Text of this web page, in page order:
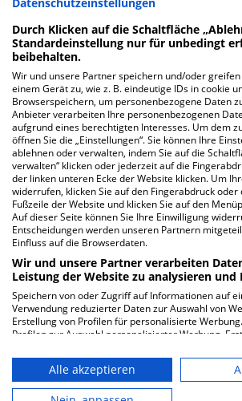
Viszeralmedizin
Radiologische
Physiotherapie
Weitere
Mehr Informationen
Besondere Merkmale
Durch Klicken auf die Schaltfläche
Standardeinstellung nur für unbedingt
beibehalten.
Wir und unsere Partner speichern und/oder
einem Gerät zu, wie z. B. eindeutige IDs in cookie
Browserspeichern, um personenbezogene Daten
Anbieter verarbeiten Ihre personenbezogenen
aufgrund eines berechtigten Interesses. Um dem
öffnen Sie die „Einstellungen“. Sie können Ihre
ablehnen oder verwalten, indem Sie auf die
verwalten“ klicken oder jederzeit auf die
der linken unteren Ecke der Website klicken. Um
widerrufen, klicken Sie auf den Fingerabdruck oder
Fußzeile der Website und klicken Sie auf den
Auf dieser Seite können Sie Ihre Einwilligung
Entscheidungen werden unseren Partnern
Einfluss auf die Browserdaten.
Wir und unsere Partner verarbeiten
Leistung der Website zu analysieren und
Speichern von oder Zugriff auf Informationen auf
Verwendung reduzierter Daten zur Auswahl von
Erstellung von Profilen für personalisierte
Profilen zur Auswahl personalisierter Werbung.
personalisierter Inhalte. Messung der
Performance von Inhalten. Analyse von
oder Kombinationen von Daten aus verschiedenen
und Verbesserung der Angebote. Verwendung
Alle akzeptieren